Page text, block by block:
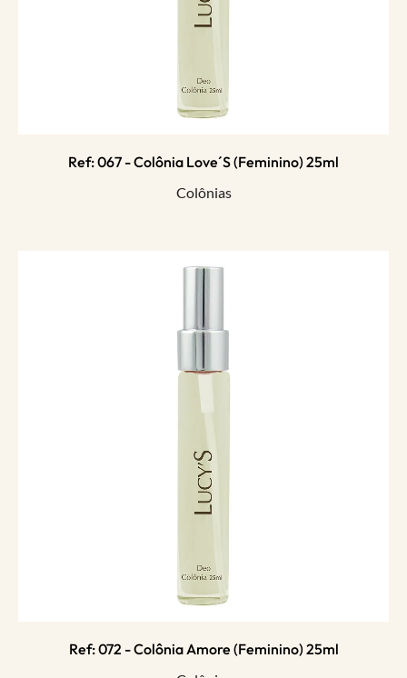
Ref: 067 - Colônia Love´s (feminino) 25ml
Colônias
Ref: 072 - Colônia Amore (feminino) 25ml